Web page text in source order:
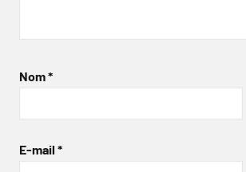
Nom*
E-mail *